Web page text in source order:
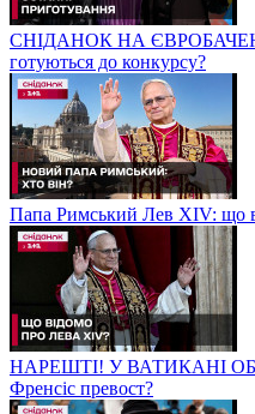
СНІДАНОК НА
готуються до конкурсу?
Папа Римський Лев XIV: що
НАРЕШТІ! У ВАТИКАНІ
Френсіс превост?